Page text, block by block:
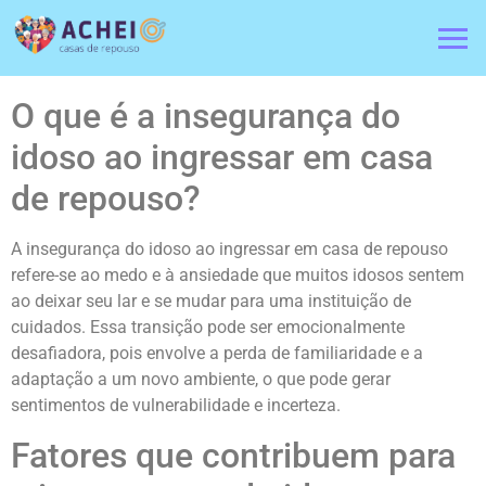
O que é a insegurança do
idoso ao ingressar em casa
de repouso?
A insegurança do idoso ao ingressar em casa de repouso
refere-se ao medo e à ansiedade que muitos idosos sentem
ao deixar seu lar e se mudar para uma instituição de
cuidados. Essa transição pode ser emocionalmente
desafiadora, pois envolve a perda de familiaridade e a
adaptação a um novo ambiente, o que pode gerar
sentimentos de vulnerabilidade e incerteza.
Fatores que contribuem para